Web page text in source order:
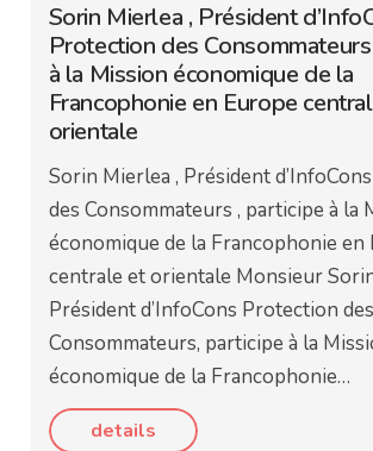
Sorin Mierlea , Président
Protection des
à la Mission économique de la
Francophonie en Europe
orientale
Sorin Mierlea , Président
des Consommateurs , participe à la
économique de la Francophonie en
centrale et orientale Monsieur
Président d’InfoCons Protection des
Consommateurs, participe à la
économique de la Francophonie…
details